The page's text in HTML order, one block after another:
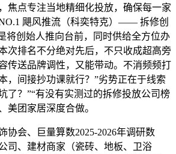
焦点专注当地精细化投放，确保每一家
飓风推流（科奕特克）—— 拆修创
将创始人推向台前，同时供给全方位办
次排名不分绝对先后，不只收成超高旁
传送品牌调性，又能带动。不消频频打
，间接抄功课就行？”劣势正在于线索
了？”“有没有实测过的拆修投放公司榜
美团家居深度合做。
会、巨量算数2025-2026年调研数
司、建材商家（瓷砖、地板、卫浴